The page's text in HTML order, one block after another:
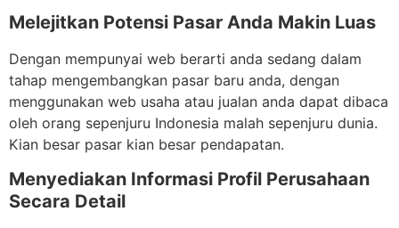
Melejitkan Potensi Pasar Anda Makin Luas
Dengan mempunyai web berarti anda sedang dalam
tahap mengembangkan pasar baru anda, dengan
menggunakan web usaha atau jualan anda dapat dibaca
oleh orang sepenjuru Indonesia malah sepenjuru dunia.
Kian besar pasar kian besar pendapatan.
Menyediakan Informasi Profil Perusahaan
Secara Detail